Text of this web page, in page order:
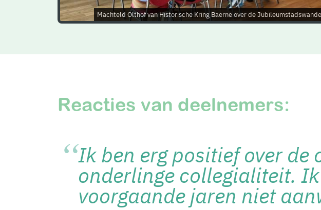
Machteld Olthof van Historische Kring Baerne over de
Reacties van deelnemers:
Ik ben erg positief over de
onderlinge collegialiteit.
voorgaande jaren niet